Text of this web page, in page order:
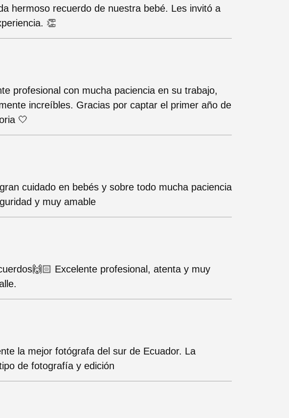
hermoso recuerdo de nuestra bebé. Les invitó a
👏
profesional con mucha paciencia en su trabajo,
increíbles. Gracias por captar el primer año de
🤍
cuidado en bebés y sobre todo mucha paciencia
y muy amable
Excelente profesional, atenta y muy
la mejor fotógrafa del sur de Ecuador. La
de fotografía y edición